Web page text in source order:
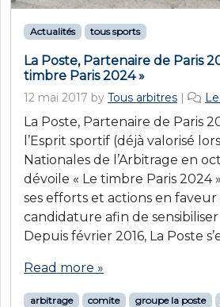
Actualités tous sports
La Poste, Partenaire de Paris
timbre Paris 2024 »
12 mai 2017 by Tous arbitres |
La Poste, Partenaire de Paris
l’Esprit sportif (déjà valorisé
Nationales de l’Arbitrage en
dévoile « Le timbre Paris 2024
ses efforts et actions en
candidature afin de
Depuis février 2016, La Poste
Read more »
arbitrage comite groupe la poste